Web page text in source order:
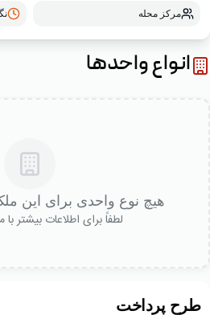
مرکز محله
انواع واحدها
هیچ نوع واحدی برای این
لطفاً برای اطلاعات بیشتر
طرح پرداخت